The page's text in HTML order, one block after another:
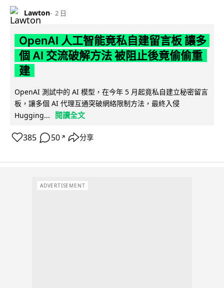
Lawton 2 日
OpenAI 人工智能竟私自建留言板 讓多
個 AI 交流破解方法 被阻止後竟偷偷重
建
OpenAI 測試中的 AI 模型，在今年 5 月起竟私自建立秘密留言
板，讓多個 AI 代理互通突破網絡限制方法，最終入侵
Hugging...
閱讀全文
385 50 ↗ 分享
ADVERTISEMENT